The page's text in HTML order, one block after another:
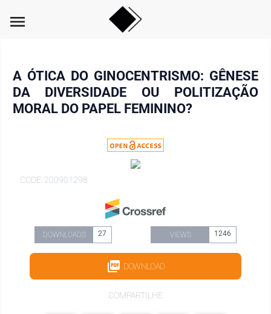
menu
A ÓTICA DO GINOCENTRISMO: GÊNESE
DA DIVERSIDADE OU POLITIZAÇÃO
MORAL DO PAPEL FEMININO?
CODE: 200901298
DOWNLOADS 27 VIEWS 1246
DOWNLOAD
COMPARTILHE